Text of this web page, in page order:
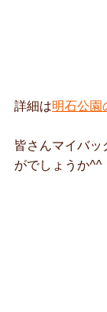
詳細は明石公園
皆さんマイバッ
がでしょうか^^